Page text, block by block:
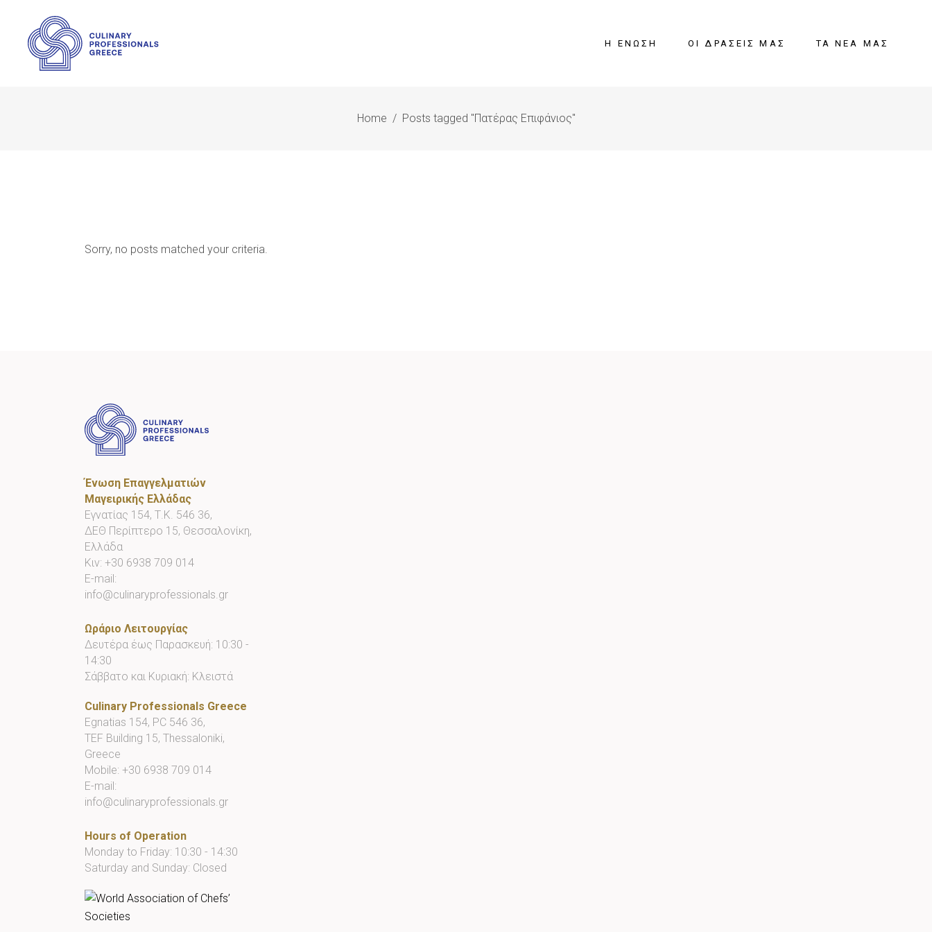
Η ΈΝΩΣΗ ΟΙ ΔΡΆΣΕΙΣ ΜΑΣ ΤΑ ΝΈΑ ΜΑΣ
Home / Posts tagged "Πατέρας Επιφάνιος"
Sorry, no posts matched your criteria.
Ένωση Επαγγελματιών
Μαγειρικής Ελλάδας
Εγνατίας 154, Τ.Κ. 546 36,
ΔΕΘ Περίπτερο 15, Θεσσαλονίκη,
Ελλάδα
Κιν: +30 6938 709 014
E-mail:
info@culinaryprofessionals.gr
Ωράριο Λειτουργίας
Δευτέρα έως Παρασκευή: 10:30 -
14:30
Σάββατο και Κυριακή: Κλειστά
Culinary Professionals Greece
Egnatias 154, PC 546 36,
TEF Building 15, Thessaloniki,
Greece
Mobile: +30 6938 709 014
E-mail:
info@culinaryprofessionals.gr
Hours of Operation
Monday to Friday: 10:30 - 14:30
Saturday and Sunday: Closed